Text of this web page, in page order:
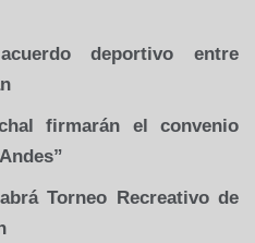
deportivo entre
firmarán el convenio
Torneo Recreativo de